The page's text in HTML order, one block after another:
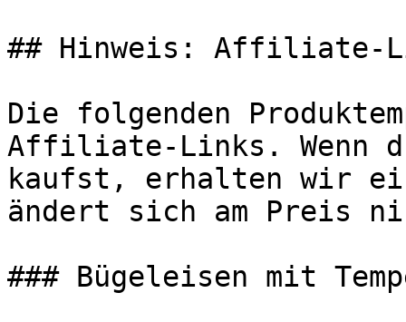
## Hinweis: Affiliate-
Die folgenden
Affiliate-Links. Wenn
kaufst, erhalten wir
ändert sich am Preis
### Bügeleisen mit